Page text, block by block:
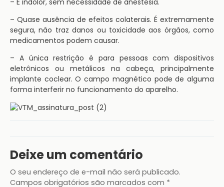
– Quase ausência de efeitos colaterais. É extremamente
segura, não traz danos ou toxicidade aos órgãos, como
medicamentos podem causar.
– A única restrição é para pessoas com dispositivos
eletrônicos ou metálicos na cabeça, principalmente
implante coclear. O campo magnético pode de alguma
forma interferir no funcionamento do aparelho.
Deixe um comentário
O seu endereço de e-mail não será publicado.
Campos obrigatórios são marcados com *